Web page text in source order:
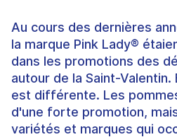
Au cours des dernières
la marque Pink Lady®
dans les promotions des
autour de la Saint-Valentin.
est différente. Les
d'une forte promotion,
variétés et marques qui